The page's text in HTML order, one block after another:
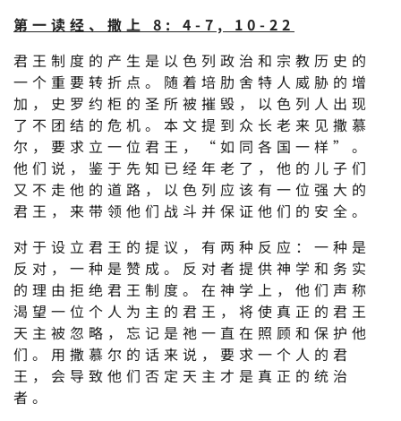
第一读经、撒上 8: 4-7, 10-22
君王制度的产生是以色列政治和宗教历史的
一个重要转折点。随着培肋舍特人威胁的增
加，史罗约柜的圣所被摧毁，以色列人出现
了不团结的危机。本文提到众长老来见撒慕
尔，要求立一位君王，“如同各国一样”。
他们说，鉴于先知已经年老了，他的儿子们
又不走他的道路，以色列应该有一位强大的
君王，来带领他们战斗并保证他们的安全。
对于设立君王的提议，有两种反应：一种是
反对，一种是赞成。反对者提供神学和务实
的理由拒绝君王制度。在神学上，他们声称
渴望一位个人为主的君王，将使真正的君王
天主被忽略，忘记是祂一直在照顾和保护他
们。用撒慕尔的话来说，要求一个人的君
王，会导致他们否定天主才是真正的统治
者。